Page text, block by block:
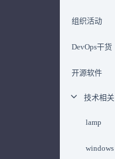
组织活动
DevOps干货
开源软件
技术相关
lamp
windows